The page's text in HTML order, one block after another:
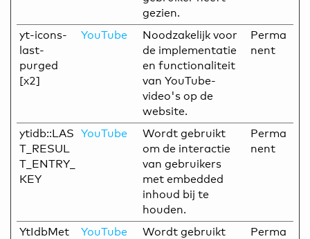
gezien.
yt-icons-
last-
purged
[x2]
YouTube
Noodzakelijk voor
de implementatie
en functionaliteit
van YouTube-
video's op de
website.
Perma
nent
ytidb::LAS
T_RESUL
T_ENTRY_
KEY
YouTube
Wordt gebruikt
om de interactie
van gebruikers
met embedded
inhoud bij te
houden.
Perma
nent
YtIdbMet
YouTube
Wordt gebruikt
Perma